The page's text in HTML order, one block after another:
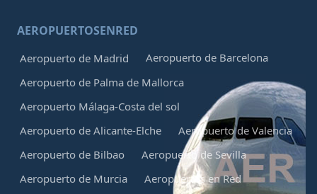
AEROPUERTOSENRED
Aeropuerto de Madrid
Aeropuerto de Barcelona
Aeropuerto de Palma de Mallorca
Aeropuerto Málaga-Costa del sol
Aeropuerto de Alicante-Elche
Aeropuerto de Valencia
Aeropuerto de Bilbao
Aeropuerto de Sevilla
Aeropuerto de Murcia
Aeropuertos en Red